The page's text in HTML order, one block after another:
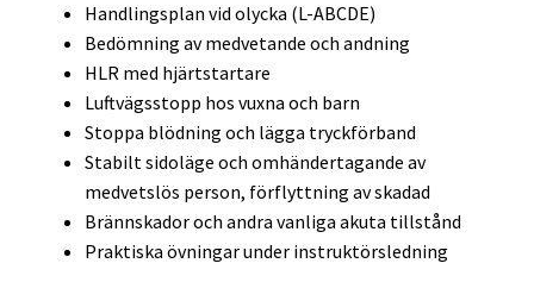
Kontroll – Brandventilation
Logga in
Personal
SBA Lantbruk
Handlingsplan vid olycka (L-ABCDE)
Bedömning av medvetande och andning
HLR med hjärtstartare
Luftvägsstopp hos vuxna och barn
Stoppa blödning och lägga tryckförband
Stabilt sidoläge och omhändertagande av
medvetslös person, förflyttning av skadad
Brännskador och andra vanliga akuta tillstånd
Praktiska övningar under instruktörsledning